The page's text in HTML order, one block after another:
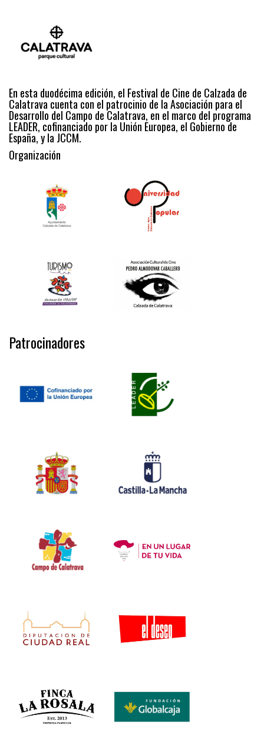
En esta duodécima edición, el Festival de Cine de Calzada de
Calatrava cuenta con el patrocinio de la Asociación para el
Desarrollo del Campo de Calatrava, en el marco del programa
LEADER, cofinanciado por la Unión Europea, el Gobierno de
España, y la JCCM.
Organización
Patrocinadores